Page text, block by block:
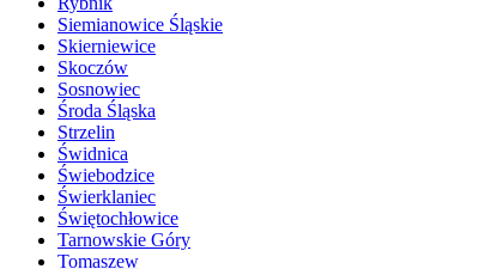
Siemianowice Śląskie
Skierniewice
Skoczów
Sosnowiec
Środa Śląska
Strzelin
Świdnica
Świebodzice
Świerklaniec
Świętochłowice
Tarnowskie Góry
Tomaszew